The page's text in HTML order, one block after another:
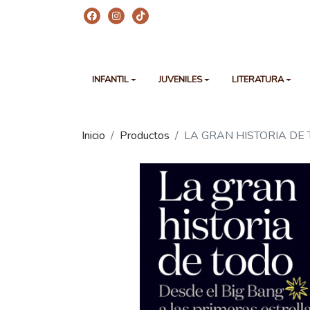
INFANTIL JUVENILES LITERATURA
Inicio Productos LA GRAN HISTORIA DE